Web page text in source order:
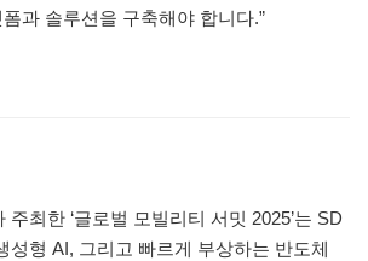
과 솔루션을 구축해야 합니다.”
주최한 ‘글로벌 모빌리티 서밋 2025’는 SD
성형 AI, 그리고 빠르게 부상하는 반도체